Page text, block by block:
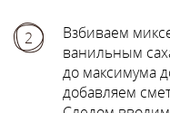
2
Взбиваем
ванильным
до максимума
добавляем